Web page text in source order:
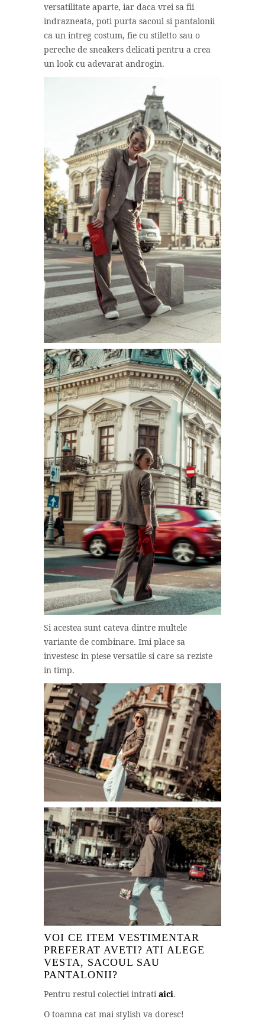
versatilitate aparte, iar daca vrei sa fii
indrazneata, poti purta sacoul si pantalonii
ca un intreg costum, fie cu stiletto sau o
pereche de sneakers delicati pentru a crea
un look cu adevarat androgin.
Si acestea sunt cateva dintre multele
variante de combinare. Imi place sa
investesc in piese versatile si care sa reziste
in timp.
VOI CE ITEM VESTIMENTAR
PREFERAT AVETI? ATI ALEGE
VESTA, SACOUL SAU
PANTALONII?
Pentru restul colectiei intrati aici.
O toamna cat mai stylish va doresc!